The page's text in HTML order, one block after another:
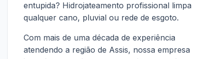
entupida? Hidrojateamento profissional limpa
qualquer cano, pluvial ou rede de esgoto.
Com mais de uma década de experiência
atendendo a região de Assis, nossa empresa